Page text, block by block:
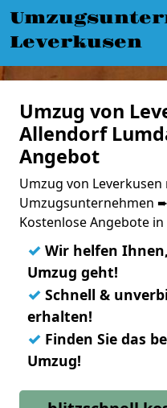
Leverkusen
Umzug von
Allendorf
Angebot
Umzug von
Umzugsunternehmen
Kostenlose Angebote in
✓ Wir helfen
Umzug geht!
✓ Schnell &
erhalten!
✓ Finden Sie das
Umzug!